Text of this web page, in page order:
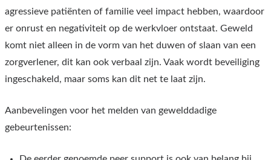
agressieve patiënten of familie veel impact hebben, waardoor
er onrust en negativiteit op de werkvloer ontstaat. Geweld
komt niet alleen in de vorm van het duwen of slaan van een
zorgverlener, dit kan ook verbaal zijn. Vaak wordt beveiliging
ingeschakeld, maar soms kan dit net te laat zijn.
Aanbevelingen voor het melden van gewelddadige
gebeurtenissen: